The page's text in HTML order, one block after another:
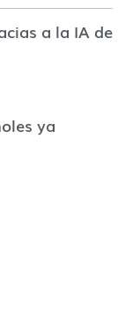
a la IA de
ya